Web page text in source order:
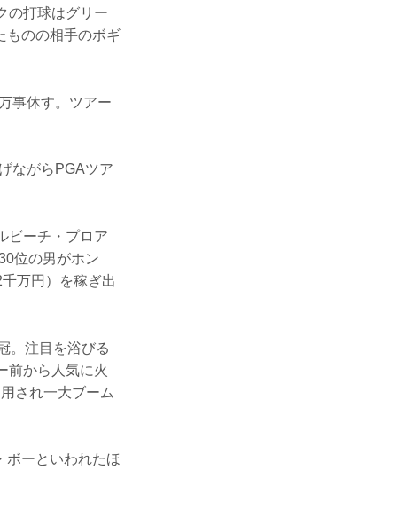
の打球はグリー
ものの相手のボギ
事休す。ツアー
ながらPGAツア
ビーチ・プロア
位の男がホン
万円）を稼ぎ出
。注目を浴びる
前から人気に火
され一大ブーム
ボーといわれたほ